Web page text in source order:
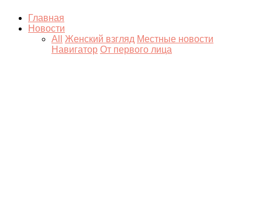
Главная
Новости
All
Женский взгляд Местные новости
Навигатор От первого лица